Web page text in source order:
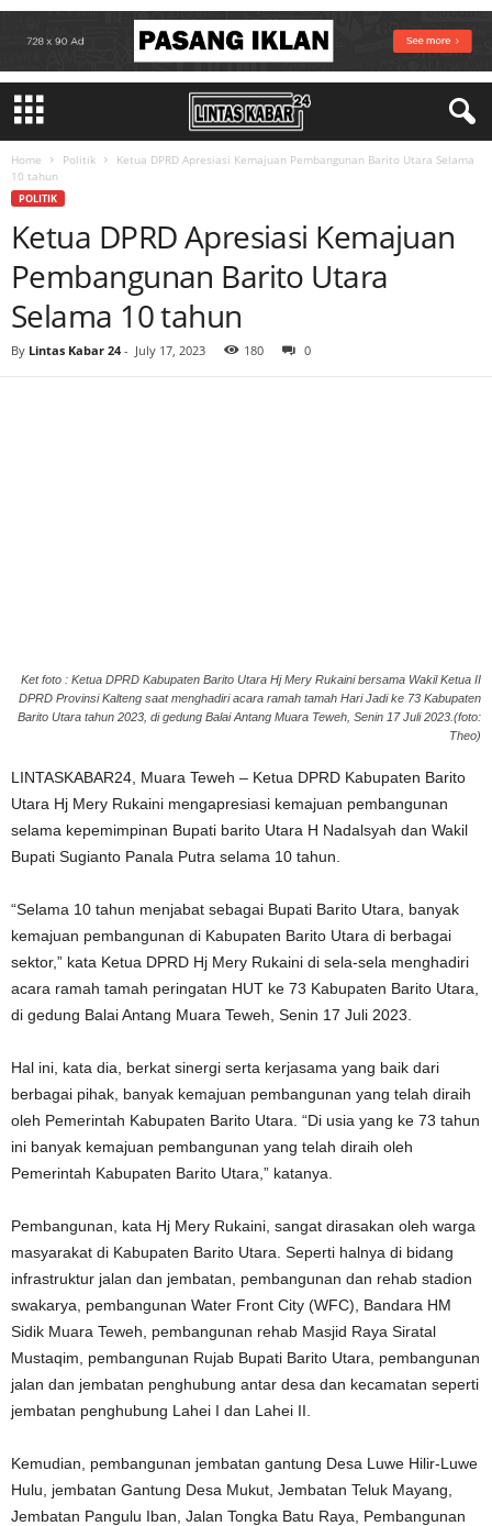
Home Politik
Ketua DPRD Apresiasi Kemajuan Pembangunan Barito Utara Selama
10 tahun
POLITIK
Ketua DPRD Apresiasi Kemajuan
Pembangunan Barito Utara
Selama 10 tahun
By Lintas Kabar 24- July 17, 2023 180 0
Ket foto : Ketua DPRD Kabupaten Barito Utara Hj Mery Rukaini bersama Wakil Ketua II
DPRD Provinsi Kalteng saat menghadiri acara ramah tamah Hari Jadi ke 73 Kabupaten
Barito Utara tahun 2023, di gedung Balai Antang Muara Teweh, Senin 17 Juli 2023.(foto:
Theo)
LINTASKABAR24, Muara Teweh – Ketua DPRD Kabupaten Barito
Utara Hj Mery Rukaini mengapresiasi kemajuan pembangunan
selama kepemimpinan Bupati barito Utara H Nadalsyah dan Wakil
Bupati Sugianto Panala Putra selama 10 tahun.
“Selama 10 tahun menjabat sebagai Bupati Barito Utara, banyak
kemajuan pembangunan di Kabupaten Barito Utara di berbagai
sektor,” kata Ketua DPRD Hj Mery Rukaini di sela-sela menghadiri
acara ramah tamah peringatan HUT ke 73 Kabupaten Barito Utara,
di gedung Balai Antang Muara Teweh, Senin 17 Juli 2023.
Hal ini, kata dia, berkat sinergi serta kerjasama yang baik dari
berbagai pihak, banyak kemajuan pembangunan yang telah diraih
oleh Pemerintah Kabupaten Barito Utara. “Di usia yang ke 73 tahun
ini banyak kemajuan pembangunan yang telah diraih oleh
Pemerintah Kabupaten Barito Utara,” katanya.
Pembangunan, kata Hj Mery Rukaini, sangat dirasakan oleh warga
masyarakat di Kabupaten Barito Utara. Seperti halnya di bidang
infrastruktur jalan dan jembatan, pembangunan dan rehab stadion
swakarya, pembangunan Water Front City (WFC), Bandara HM
Sidik Muara Teweh, pembangunan rehab Masjid Raya Siratal
Mustaqim, pembangunan Rujab Bupati Barito Utara, pembangunan
jalan dan jembatan penghubung antar desa dan kecamatan seperti
jembatan penghubung Lahei I dan Lahei II.
Kemudian, pembangunan jembatan gantung Desa Luwe Hilir-Luwe
Hulu, jembatan Gantung Desa Mukut, Jembatan Teluk Mayang,
Jembatan Pangulu Iban, Jalan Tongka Batu Raya, Pembangunan